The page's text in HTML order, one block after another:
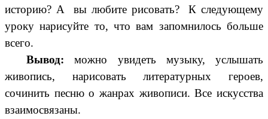
историю? А вы любите рисовать? К следующему
уроку нарисуйте то, что вам запомнилось больше
всего.
Вывод: можно увидеть музыку, услышать
живопись, нарисовать литературных героев,
сочинить песню о жанрах живописи. Все искусства
взаимосвязаны.